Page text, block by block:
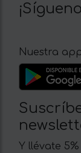
Nuestra
Y llévate